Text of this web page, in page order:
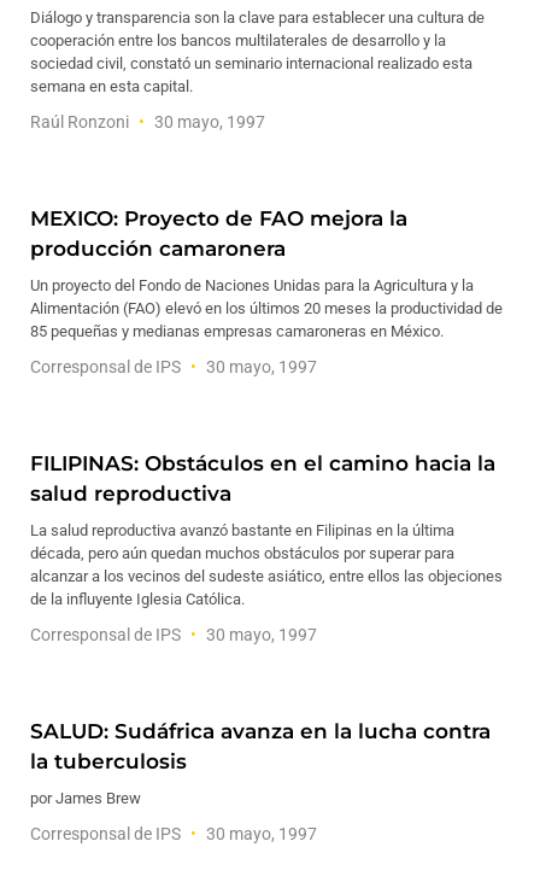
Diálogo y transparencia son la clave para establecer una cultura de
cooperación entre los bancos multilaterales de desarrollo y la
sociedad civil, constató un seminario internacional realizado esta
semana en esta capital.
Raúl Ronzoni 30 mayo, 1997
MEXICO: Proyecto de FAO mejora la
producción camaronera
Un proyecto del Fondo de Naciones Unidas para la Agricultura y la
Alimentación (FAO) elevó en los últimos 20 meses la productividad de
85 pequeñas y medianas empresas camaroneras en México.
Corresponsal de IPS 30 mayo, 1997
FILIPINAS: Obstáculos en el camino hacia la
salud reproductiva
La salud reproductiva avanzó bastante en Filipinas en la última
década, pero aún quedan muchos obstáculos por superar para
alcanzar a los vecinos del sudeste asiático, entre ellos las objeciones
de la influyente Iglesia Católica.
Corresponsal de IPS 30 mayo, 1997
SALUD: Sudáfrica avanza en la lucha contra
la tuberculosis
por James Brew
Corresponsal de IPS 30 mayo, 1997